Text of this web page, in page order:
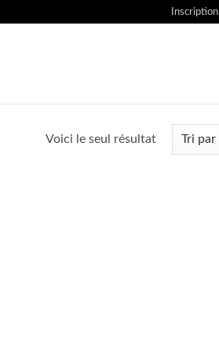
Inscription
Voici le seul résultat